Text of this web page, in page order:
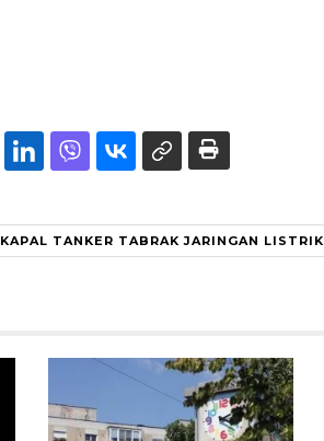
KAPAL TANKER TABRAK JARINGAN LISTRIK